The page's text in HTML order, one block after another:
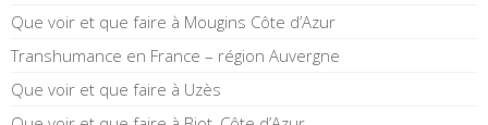
Que voir et que faire à Mougins Côte d’Azur
Transhumance en France – région Auvergne
Que voir et que faire à Uzès